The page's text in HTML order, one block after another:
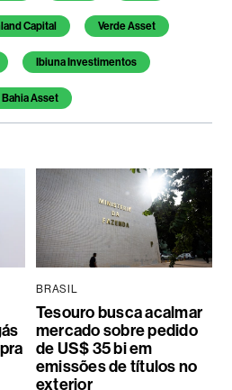
Capital Verde Asset
Ibiuna Investimentos
Bahia Asset
BRASIL
Tesouro busca acalmar
mercado sobre pedido
de US$ 35 bi em
emissões de títulos no
exterior